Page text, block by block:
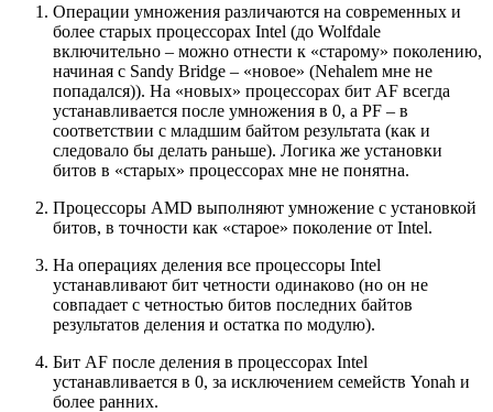
Операции умножения различаются на современных и
более старых процессорах Intel (до Wolfdale
включительно – можно отнести к «старому» поколению,
начиная с Sandy Bridge – «новое» (Nehalem мне не
попадался)). На «новых» процессорах бит AF всегда
устанавливается после умножения в 0, а PF – в
соответствии с младшим байтом результата (как и
следовало бы делать раньше). Логика же установки
битов в «старых» процессорах мне не понятна.
Процессоры AMD выполняют умножение с установкой
битов, в точности как «старое» поколение от Intel.
На операциях деления все процессоры Intel
устанавливают бит четности одинаково (но он не
совпадает с четностью битов последних байтов
результатов деления и остатка по модулю).
Бит AF после деления в процессорах Intel
устанавливается в 0, за исключением семейств Yonah и
более ранних.